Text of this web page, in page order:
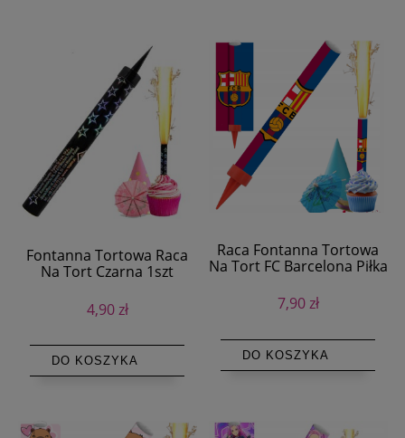
Fontanna Tortowa Raca
Na Tort Czarna 1szt
4,90 zł
DO KOSZYKA
Raca Fontanna Tortowa
Na Tort FC Barcelona Piłka
7,90 zł
DO KOSZYKA